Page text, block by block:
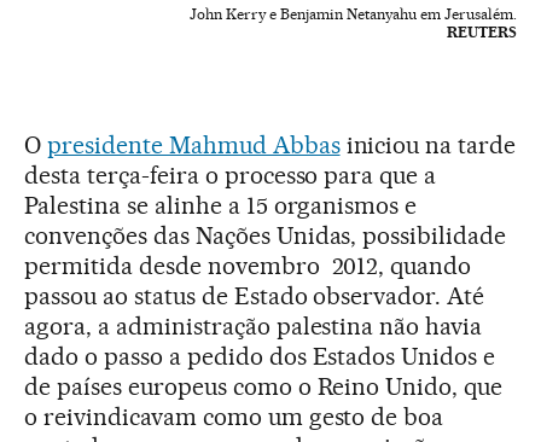
John Kerry e Benjamin Netanyahu em Jerusalém.
REUTERS
O presidente Mahmud Abbasiniciou na tarde
desta terça-feira o processo para que a
Palestina se alinhe a 15 organismos e
convenções das Nações Unidas, possibilidade
permitida desde novembro 2012, quando
passou ao status de Estado observador. Até
agora, a administração palestina não havia
dado o passo a pedido dos Estados Unidos e
de países europeus como o Reino Unido, que
o reivindicavam como um gesto de boa